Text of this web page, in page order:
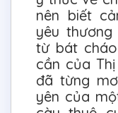
nên biết
yêu
từ bát
cần của
đã từng
yên của